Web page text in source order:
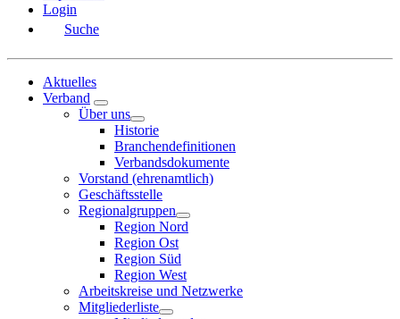
Login
Suche
Aktuelles
Verband
Über uns
Historie
Branchendefinitionen
Verbandsdokumente
Vorstand (ehrenamtlich)
Geschäftsstelle
Regionalgruppen
Region Nord
Region Ost
Region Süd
Region West
Arbeitskreise und Netzwerke
Mitgliederliste